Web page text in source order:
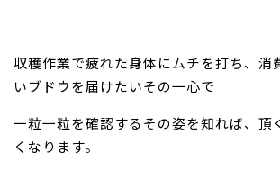
収穫作業で疲れた身体にムチを打ち、消
いブドウを届けたいその一心で
一粒一粒を確認するその姿を知れば、頂
くなります。